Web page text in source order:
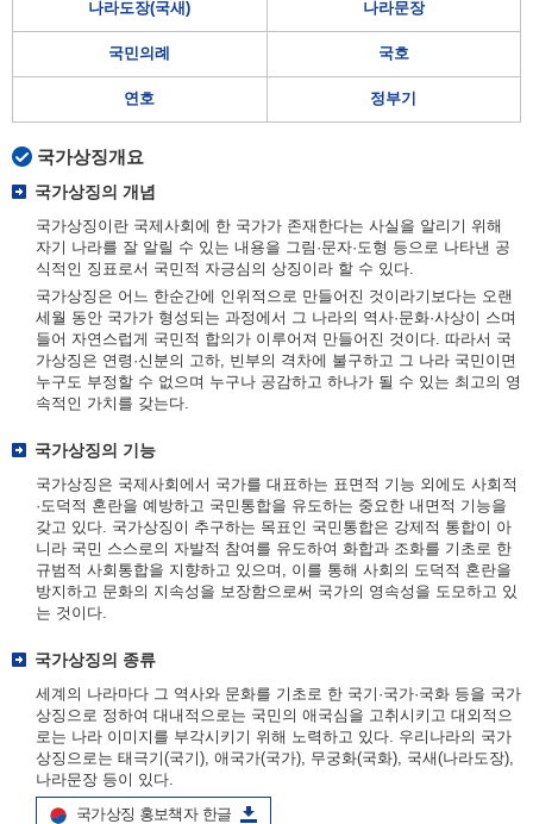
나라도장(국새) 나라문장
국민의례 국호
연호 정부기
국가상징개요
국가상징의 개념
국가상징이란 국제사회에 한 국가가 존재한다는 사실을 알리기 위해
자기 나라를 잘 알릴 수 있는 내용을 그림·문자·도형 등으로 나타낸 공
식적인 징표로서 국민적 자긍심의 상징이라 할 수 있다.
국가상징은 어느 한순간에 인위적으로 만들어진 것이라기보다는 오랜
세월 동안 국가가 형성되는 과정에서 그 나라의 역사·문화·사상이 스며
들어 자연스럽게 국민적 합의가 이루어져 만들어진 것이다. 따라서 국
가상징은 연령·신분의 고하, 빈부의 격차에 불구하고 그 나라 국민이면
누구도 부정할 수 없으며 누구나 공감하고 하나가 될 수 있는 최고의 영
속적인 가치를 갖는다.
국가상징의 기능
국가상징은 국제사회에서 국가를 대표하는 표면적 기능 외에도 사회적
·도덕적 혼란을 예방하고 국민통합을 유도하는 중요한 내면적 기능을
갖고 있다. 국가상징이 추구하는 목표인 국민통합은 강제적 통합이 아
니라 국민 스스로의 자발적 참여를 유도하여 화합과 조화를 기초로 한
규범적 사회통합을 지향하고 있으며, 이를 통해 사회의 도덕적 혼란을
방지하고 문화의 지속성을 보장함으로써 국가의 영속성을 도모하고 있
는 것이다.
국가상징의 종류
세계의 나라마다 그 역사와 문화를 기초로 한 국기·국가·국화 등을 국가
상징으로 정하여 대내적으로는 국민의 애국심을 고취시키고 대외적으
로는 나라 이미지를 부각시키기 위해 노력하고 있다. 우리나라의 국가
상징으로는 태극기(국기), 애국가(국가), 무궁화(국화), 국새(나라도장),
나라문장 등이 있다.
국가상징 홍보책자 한글